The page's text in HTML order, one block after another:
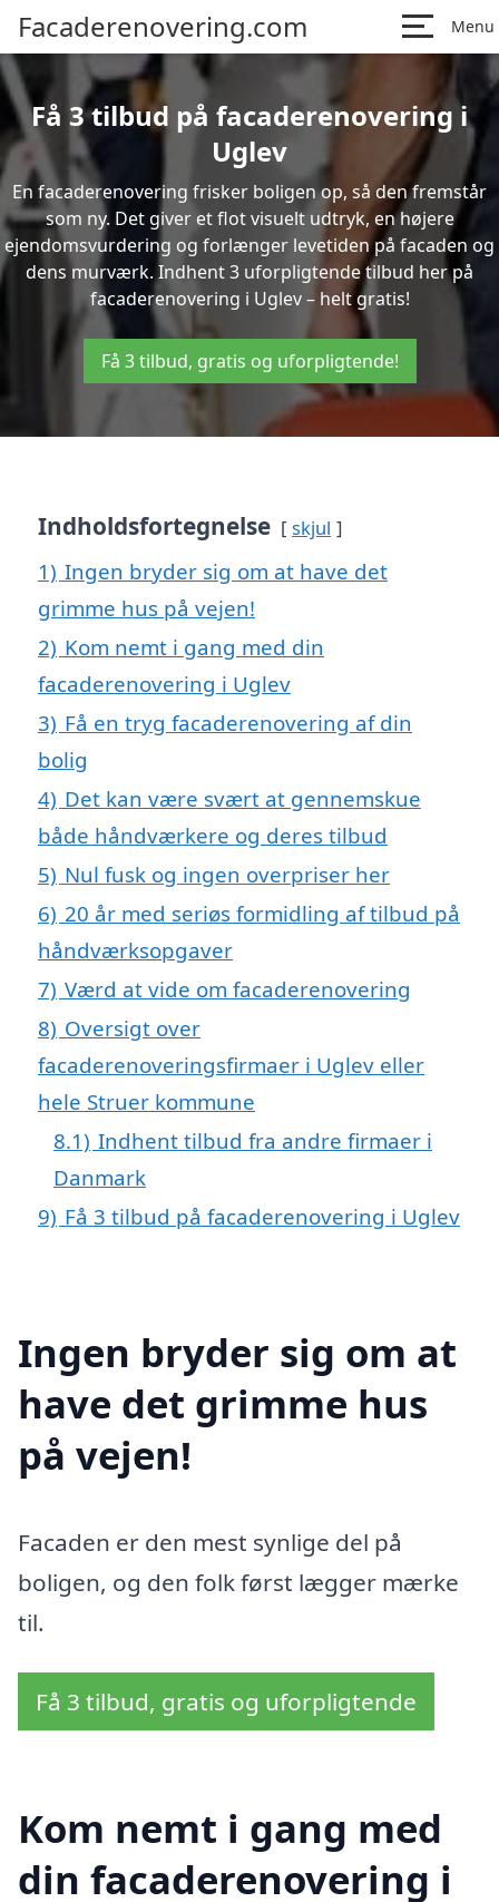
Facaderenovering.com Menu
Få 3 tilbud på facaderenovering i
Uglev
En facaderenovering frisker boligen op, så den fremstår
som ny. Det giver et flot visuelt udtryk, en højere
ejendomsvurdering og forlænger levetiden på facaden og
dens murværk. Indhent 3 uforpligtende tilbud her på
facaderenovering i Uglev – helt gratis!
Få 3 tilbud, gratis og uforpligtende!
Indholdsfortegnelse skjul
1) Ingen bryder sig om at have det
grimme hus på vejen!
2) Kom nemt i gang med din
facaderenovering i Uglev
3) Få en tryg facaderenovering af din
bolig
4) Det kan være svært at gennemskue
både håndværkere og deres tilbud
5) Nul fusk og ingen overpriser her
6) 20 år med seriøs formidling af tilbud på
håndværksopgaver
7) Værd at vide om facaderenovering
8) Oversigt over
facaderenoveringsfirmaer i Uglev eller
hele Struer kommune
8.1) Indhent tilbud fra andre firmaer i
Danmark
9) Få 3 tilbud på facaderenovering i Uglev
Ingen bryder sig om at
have det grimme hus
på vejen!
Facaden er den mest synlige del på
boligen, og den folk først lægger mærke
til.
Få 3 tilbud, gratis og uforpligtende
Kom nemt i gang med
din facaderenovering i